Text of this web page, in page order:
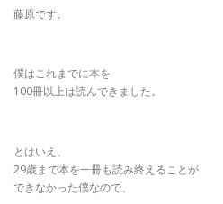
藤原です。
僕はこれまでに本を
100冊以上は読んできました。
とはいえ、
29歳まで本を一冊も読み終えることが
できなかった僕なので、